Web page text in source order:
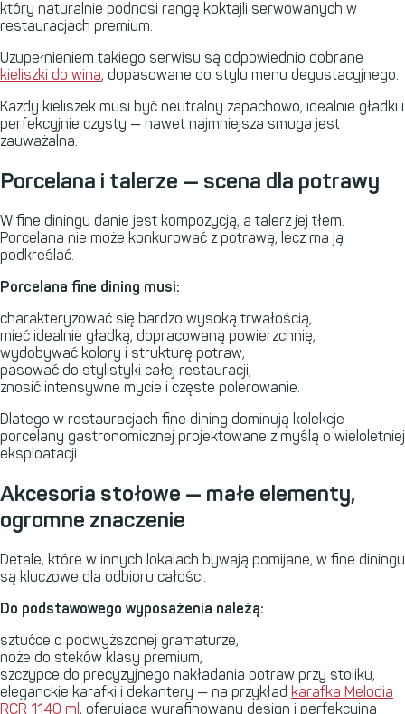
który naturalnie podnosi rangę koktajli serwowanych w
restauracjach premium.
Uzupełnieniem takiego serwisu są odpowiednio dobrane
kieliszki do wina, dopasowane do stylu menu degustacyjnego.
Każdy kieliszek musi być neutralny zapachowo, idealnie gładki i
perfekcyjnie czysty — nawet najmniejsza smuga jest
zauważalna.
Porcelana i talerze — scena dla potrawy
W fine diningu danie jest kompozycją, a talerz jej tłem.
Porcelana nie może konkurować z potrawą, lecz ma ją
podkreślać.
Porcelana fine dining musi:
charakteryzować się bardzo wysoką trwałością,
mieć idealnie gładką, dopracowaną powierzchnię,
wydobywać kolory i strukturę potraw,
pasować do stylistyki całej restauracji,
znosić intensywne mycie i częste polerowanie.
Dlatego w restauracjach fine dining dominują kolekcje
porcelany gastronomicznej projektowane z myślą o wieloletniej
eksploatacji.
Akcesoria stołowe — małe elementy,
ogromne znaczenie
Detale, które w innych lokalach bywają pomijane, w fine diningu
są kluczowe dla odbioru całości.
Do podstawowego wyposażenia należą:
sztućce o podwyższonej gramaturze,
noże do steków klasy premium,
szczypce do precyzyjnego nakładania potraw przy stoliku,
eleganckie karafki i dekantery — na przykład karafka Melodia
RCR 1140 ml , oferująca wyrafinowany design i perfekcyjną